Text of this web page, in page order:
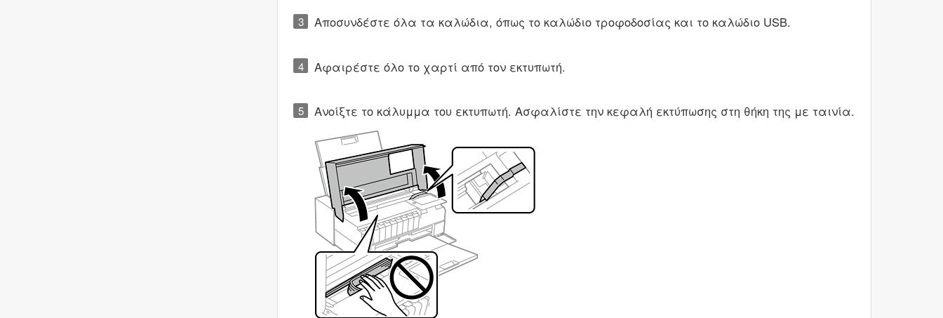
Αποσυνδέστε όλα τα καλώδια, όπως το καλώδιο τροφοδοσίας και το καλώδιο USB.
Αφαιρέστε όλο το χαρτί από τον εκτυπωτή.
Ανοίξτε το κάλυμμα του εκτυπωτή. Ασφαλίστε την κεφαλή εκτύπωσης στη θήκη της με ταινία.